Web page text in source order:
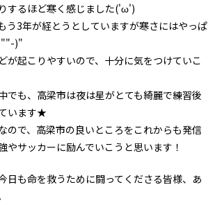
するほど寒く感じました('ω')
う3年が経とうとしていますが寒さにはやっぱ
""-)"
が起こりやすいので、十分に気をつけていこ
でも、高梁市は夜は星がとても綺麗で練習後
います★
ので、高梁市の良いところをこれからも発信
やサッカーに励んでいこうと思います！
日も命を救うために闘ってくださる皆様、あ